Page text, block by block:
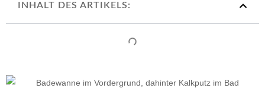
INHALT DES ARTIKELS: